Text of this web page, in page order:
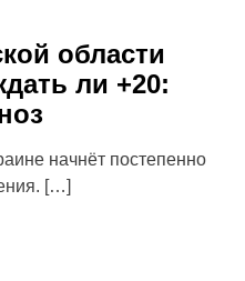
области
ли +20:
начнёт постепенно
[…]